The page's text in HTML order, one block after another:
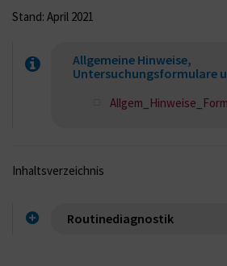
Stand: April 2021
Allgemeine Hinweise,
Untersuchungsformulare
Inhaltsverzeichnis
Routinediagnostik